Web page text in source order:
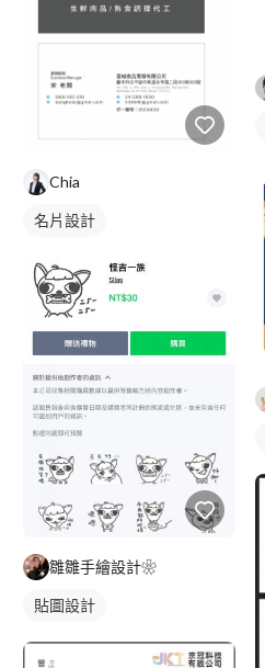
Chia
名片設計
雛雛手繪設計❀
貼圖設計